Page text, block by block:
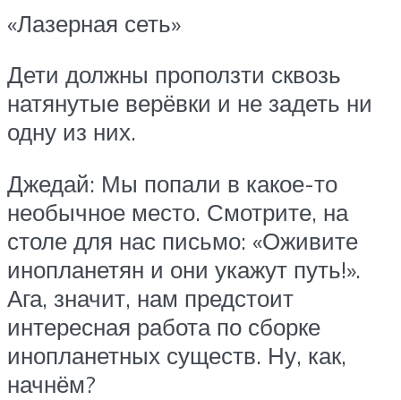
«Лазерная сеть»
Дети должны проползти сквозь
натянутые верёвки и не задеть ни
одну из них.
Джедай: Мы попали в какое-то
необычное место. Смотрите, на
столе для нас письмо: «Оживите
инопланетян и они укажут путь!».
Ага, значит, нам предстоит
интересная работа по сборке
инопланетных существ. Ну, как,
начнём?